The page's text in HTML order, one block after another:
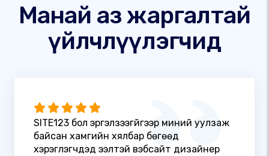
Манай аз жаргалтай
үйлчлүүлэгчид
SITE123 бол эргэлзээгүйгээр миний уулзаж
байсан хамгийн хялбар бөгөөд
хэрэглэгчдэд ээлтэй вэбсайт дизайнер